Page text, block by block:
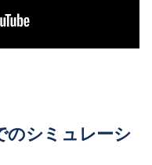
のシミュレーシ